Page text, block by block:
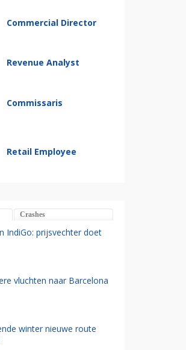
Commercial Director
Revenue Analyst
Commissaris
Retail Employee
Crashes
IndiGo: prijsvechter doet
vluchten naar Barcelona
winter nieuwe route